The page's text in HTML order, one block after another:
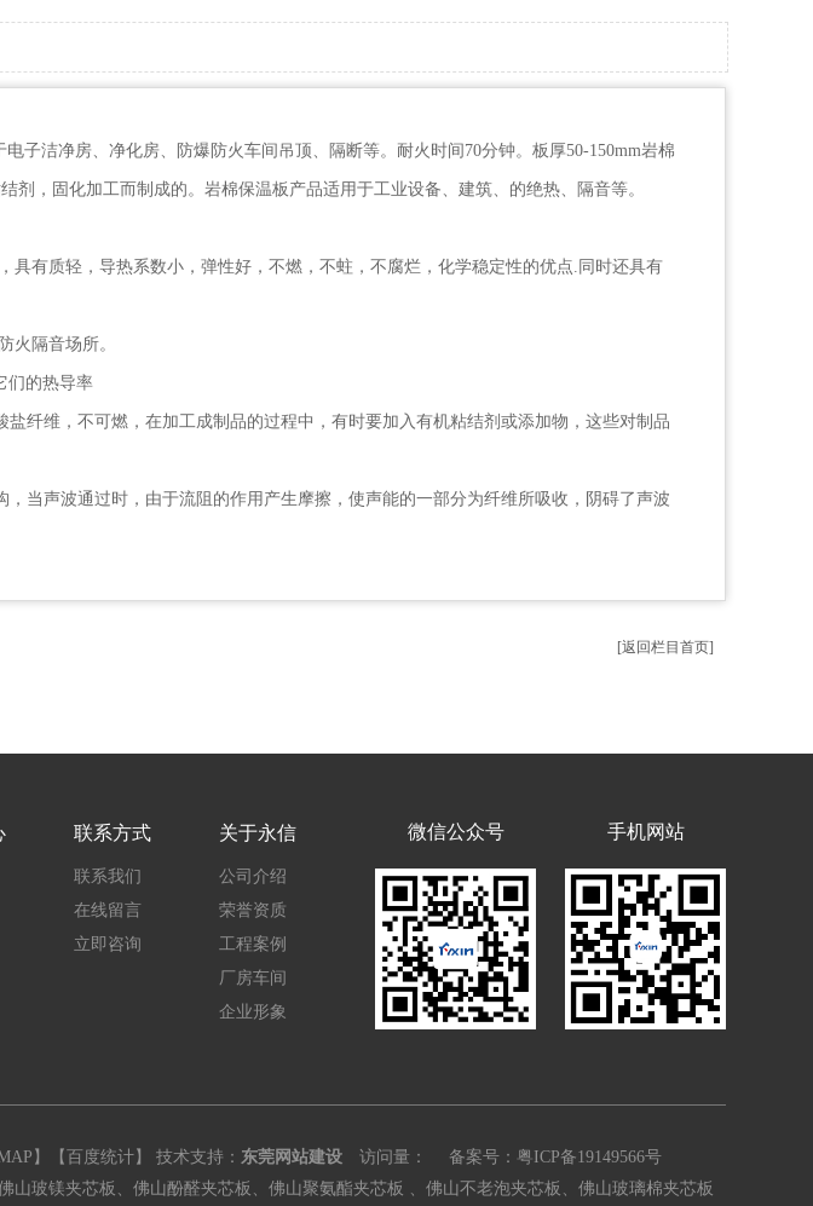
子洁净房、净化房、防爆防火车间吊顶、隔断等。耐火时间70分钟。板厚50-150mm岩棉
，固化加工而制成的。岩棉保温板产品适用于工业设备、建筑、的绝热、隔音等。
有质轻，导热系数小，弹性好，不燃，不蛀，不腐烂，化学稳定性的优点.同时还具有
火隔音场所。
们的热导率
纤维，不可燃，在加工成制品的过程中，有时要加入有机粘结剂或添加物，这些对制品
当声波通过时，由于流阻的作用产生摩擦，使声能的一部分为纤维所吸收，阴碍了声波
[返回栏目首页]
联系方式
联系我们
在线留言
立即咨询
关于永信
公司介绍
荣誉资质
工程案例
厂房车间
企业形象
微信公众号 手机网站
】【 百度统计】 技术支持： 东莞网站建设访问量： 备案号： 粤ICP备19149566号
玻镁夹芯板、佛山酚醛夹芯板、佛山聚氨酯夹芯板 、佛山不老泡夹芯板、佛山玻璃棉夹芯板